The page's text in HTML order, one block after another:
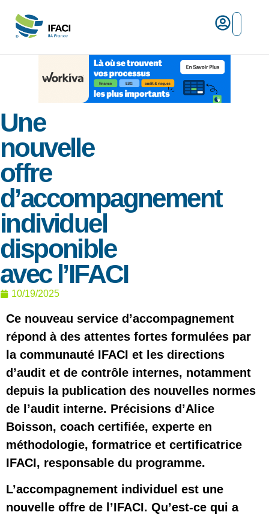
Une
nouvelle
offre
d’accompagnement
individuel
disponible
avec l’IFACI
10/19/2025
Ce nouveau service d’accompagnement
répond à des attentes fortes formulées par
la communauté IFACI et les directions
d’audit et de contrôle internes, notamment
depuis la publication des nouvelles normes
de l’audit interne. Précisions d’Alice
Boisson, coach certifiée, experte en
méthodologie, formatrice et certificatrice
IFACI, responsable du programme.
L’accompagnement individuel est une
nouvelle offre de l’IFACI. Qu’est-ce qui a